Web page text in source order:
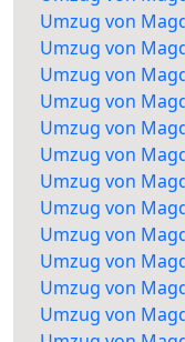
Umzug von
Umzug von
Umzug von
Umzug von
Umzug von
Umzug von
Umzug von
Umzug von
Umzug von
Umzug von
Umzug von
Umzug von